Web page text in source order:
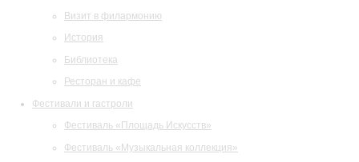
Визит в филармонию
История
Библиотека
Ресторан и кафе
Фестивали и гастроли
Фестиваль «Площадь Искусств»
Фестиваль «Музыкальная коллекция»